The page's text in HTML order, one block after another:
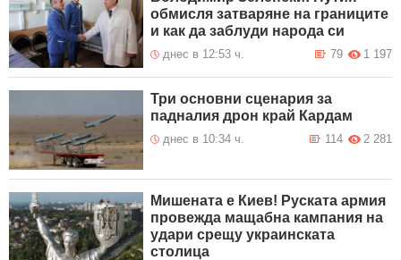
обмисля затваряне на границите
и как да заблуди народа си
днес в 12:53 ч. 1 197
79
Три основни сценария за
падналия дрон край Кардам
днес в 10:34 ч. 2 281
114
Мишената е Киев! Руската армия
провежда мащабна кампания на
удари срещу украинската
столица